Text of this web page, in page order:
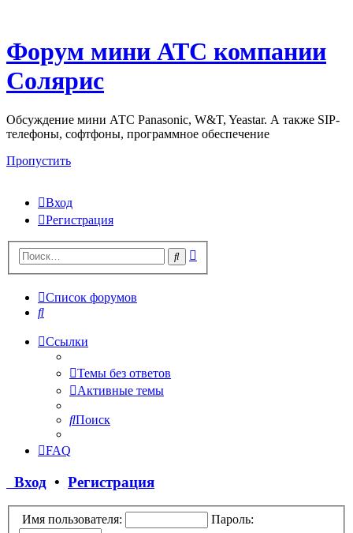
Форум мини АТС компании
Солярис
Обсуждение мини АТС Panasonic, W&T, Yeastar. А также SIP-
телефоны, софтфоны, программное обеспечение
Пропустить
Вход
Регистрация
Поиск
Список форумов
Поиск
Ссылки
Темы без ответов
Активные темы
Поиск
FAQ
Вход • Регистрация
Имя пользователя: Пароль: